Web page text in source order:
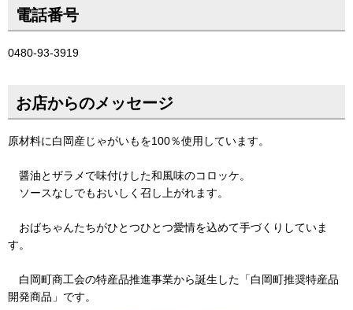
電話番号
0480-93-3919
お店からのメッセージ
原材料に白岡産じゃがいもを100％使用しています。
醤油とザラメで味付けした和風味のコロッケ。
ソースなしでもおいしく召し上がれます。
おばちゃんたちがひとつひとつ愛情を込めて手づくりしていま
す。
白岡町商工会の特産品推進事業から誕生した「白岡町推奨特産品
開発商品」です。